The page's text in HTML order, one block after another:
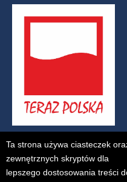
Ta strona używa ciasteczek
zewnętrznych skryptów dla
lepszego dostosowania treści
© Netrix S.A. -